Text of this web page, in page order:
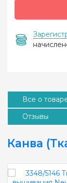
Все о
Отзывы
Канва